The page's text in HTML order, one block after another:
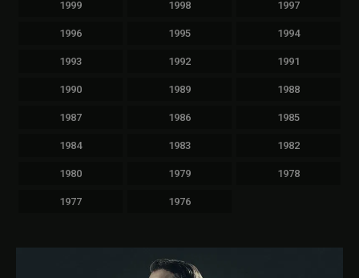
1999 1998 1997
1996 1995 1994
1993 1992 1991
1990 1989 1988
1987 1986 1985
1984 1983 1982
1980 1979 1978
1977 1976